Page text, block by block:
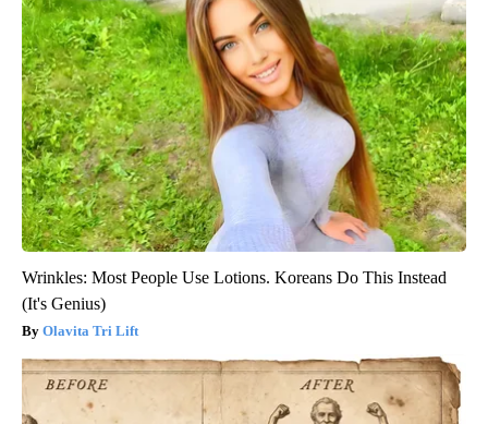
Wrinkles: Most People Use Lotions. Koreans Do This Instead
(It's Genius)
Olavita Tri Lift